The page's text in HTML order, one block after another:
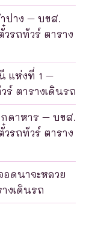
ปาง – บขส.
รถทัวร์ ตาราง
แห่งที่ 1 –
ร์ ตารางเดินรถ
ดาหาร – บขส.
รถทัวร์ ตาราง
ดนาจะหลวย
งเดินรถ